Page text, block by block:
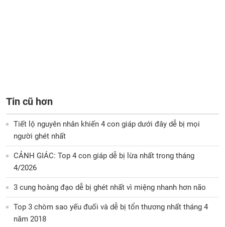
Tin cũ hơn
Tiết lộ nguyên nhân khiến 4 con giáp dưới đây dễ bị mọi
người ghét nhất
CẢNH GIÁC: Top 4 con giáp dễ bị lừa nhất trong tháng
4/2026
3 cung hoàng đạo dễ bị ghét nhất vì miệng nhanh hơn não
Top 3 chòm sao yếu đuối và dễ bị tổn thương nhất tháng 4
năm 2018